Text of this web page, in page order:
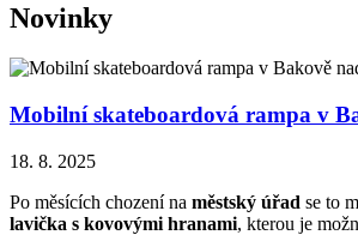
Novinky
Mobilní skateboardová rampa v
18. 8. 2025
Po měsících chození na městský úřad se to
lavička s kovovými hranami, kterou je